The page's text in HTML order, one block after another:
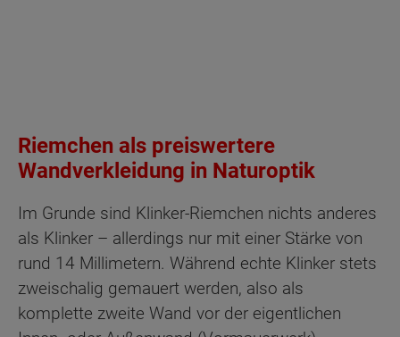
Riemchen als preiswertere
Wandverkleidung in Naturoptik
Im Grunde sind Klinker-Riemchen nichts anderes
als Klinker – allerdings nur mit einer Stärke von
rund 14 Millimetern. Während echte Klinker stets
zweischalig gemauert werden, also als
komplette zweite Wand vor der eigentlichen